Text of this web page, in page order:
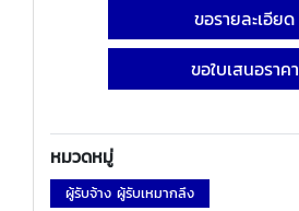
ขอรายละเอียด
ขอใบเสนอราคา
หมวดหมู่
ผู้รับจ้าง ผู้รับเหมากลึง